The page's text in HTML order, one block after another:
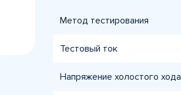
Метод тестирования
Тестовый ток
Напряжение холостого хода